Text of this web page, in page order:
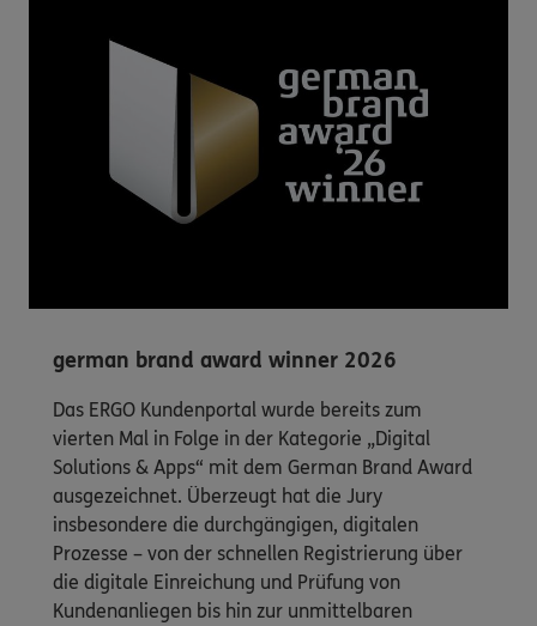
german brand award winner 2026
Das ERGO Kundenportal wurde bereits zum
vierten Mal in Folge in der Kategorie „Digital
Solutions & Apps“ mit dem German Brand Award
ausgezeichnet. Überzeugt hat die Jury
insbesondere die durchgängigen, digitalen
Prozesse – von der schnellen Registrierung über
die digitale Einreichung und Prüfung von
Kundenanliegen bis hin zur unmittelbaren